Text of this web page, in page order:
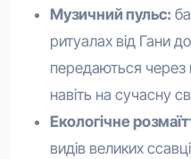
Музичний пульс:
ритуалах від Гани
передаються через
навіть на сучасну
Екологічне
видів великих